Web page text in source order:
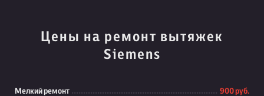
Цены на ремонт вытяжек
Siemens
Мелкий ремонт 900 руб.